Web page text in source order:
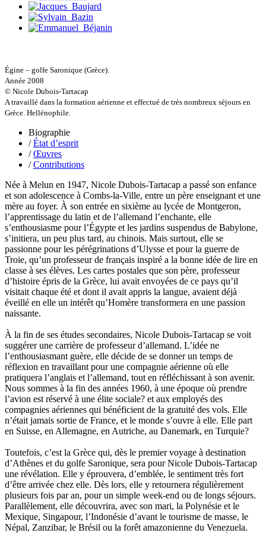
Hussenet Emmanuel
Imhof Valentine
Jacq Marie-Claire
Klein Julie
Klvana Ilya
Kotry Jérôme
La Brosse Gaële de
Lacarrière Jacques
Lacrampe Corine
Lagny Laurence
Laheurte Marielle
Lanni Dominique
Lanouguère-Bruneau Virginie
Lantz François
Lautier-Gaud Jean
Le Maître Anne
Leblanc Léopoldine
Leblay Julien
Lebrun Alain
Lefèvre David
Lelièvre Olivier
Lemire Olivier
Lemonnier Philippe
Loireau Alexis
Loquet Denis
Lutz Philippe
Luzzatto-Béjanin Béatrice
Manoukian Patrick
Marcel Patrick
Marthaler Claude
Mathé Brian
Mathieu Sandra
Miollis Bertrand de
Monchaud Morgan
Mouginet Xavier
Moullec Christian
Muller Victor
Neyret Pierre
Neyroud Michel
Nicolas Philippe
Niveau Stéphane
Égine – golfe Saronique (Grèce).
Année 2008
© Nicole Dubois-Tartacap
A travaillé dans la formation aérienne et effectué de très nombreux séjours en
Grèce. Hellénophile.
Biographie
/État d’esprit
/Œuvres
/Contributions
Née à Melun en 1947, Nicole Dubois-Tartacap a passé son enfance
et son adolescence à Combs-la-Ville, entre un père enseignant et une
mère au foyer. À son entrée en sixième au lycée de Montgeron,
l’apprentissage du latin et de l’allemand l’enchante, elle
s’enthousiasme pour l’Égypte et les jardins suspendus de Babylone,
s’initiera, un peu plus tard, au chinois. Mais surtout, elle se
passionne pour les pérégrinations d’Ulysse et pour la guerre de
Troie, qu’un professeur de français inspiré a la bonne idée de lire en
classe à ses élèves. Les cartes postales que son père, professeur
d’histoire épris de la Grèce, lui avait envoyées de ce pays qu’il
visitait chaque été et dont il avait appris la langue, avaient déjà
éveillé en elle un intérêt qu’Homère transformera en une passion
naissante.
À la fin de ses études secondaires, Nicole Dubois-Tartacap se voit
suggérer une carrière de professeur d’allemand. L’idée ne
l’enthousiasmant guère, elle décide de se donner un temps de
réflexion en travaillant pour une compagnie aérienne où elle
pratiquera l’anglais et l’allemand, tout en réfléchissant à son avenir.
Nous sommes à la fin des années 1960, à une époque où prendre
l’avion est réservé à une élite sociale? et aux employés des
compagnies aériennes qui bénéficient de la gratuité des vols. Elle
n’était jamais sortie de France, et le monde s’ouvre à elle. Elle part
en Suisse, en Allemagne, en Autriche, au Danemark, en Turquie?
Toutefois, c’est la Grèce qui, dès le premier voyage à destination
d’Athènes et du golfe Saronique, sera pour Nicole Dubois-Tartacap
une révélation. Elle y éprouvera, d’emblée, le sentiment très fort
d’être arrivée chez elle. Dès lors, elle y retournera régulièrement
plusieurs fois par an, pour un simple week-end ou de longs séjours.
Parallèlement, elle découvrira, avec son mari, la Polynésie et le
Mexique, Singapour, l’Indonésie d’avant le tourisme de masse, le
Népal, Zanzibar, le Brésil ou la forêt amazonienne du Venezuela.